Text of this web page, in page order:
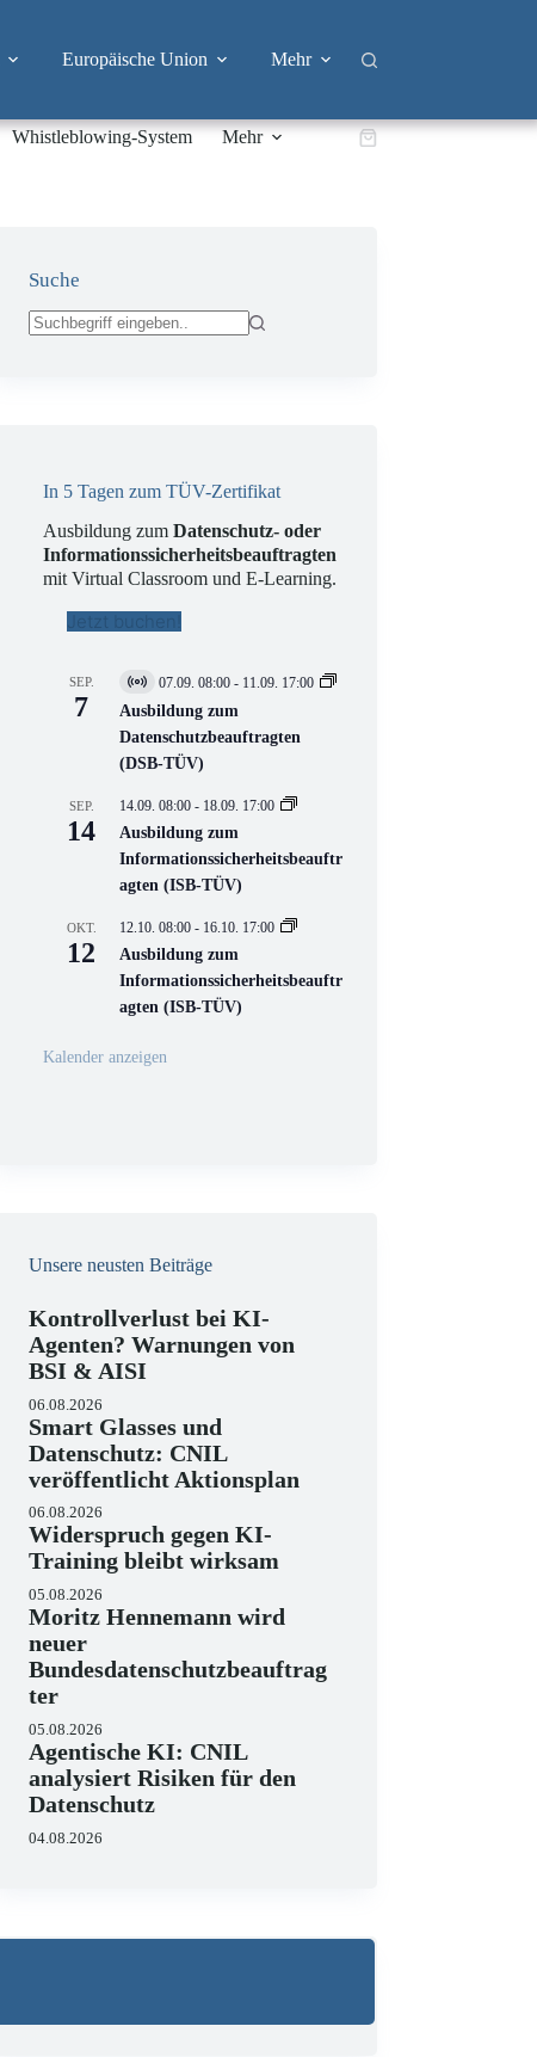
Europäische Union Mehr
Whistleblowing-System Mehr Warenkorb
Suche
In 5 Tagen zum TÜV-Zertifikat
Ausbildung zumDatenschutz- oder
Informationssicherheitsbeauftragten
mit Virtual Classroom und E-Learning.
Jetzt buchen!
SEP.
7
V
i
t
u
l
V
e
r
n
s
t
a
t
n
07.09. 08:00 - 11.09. 17:00
Ausbildung zum
Datenschutzbeauftragten
(DSB-TÜV)
SEP.
14
14.09. 08:00 - 18.09. 17:00
Ausbildung zum
Informationssicherheitsbeauftr
agten (ISB-TÜV)
OKT.
12
12.10. 08:00 - 16.10. 17:00
Ausbildung zum
Informationssicherheitsbeauftr
agten (ISB-TÜV)
Kalender anzeigen
Unsere neusten Beiträge
Kontrollverlust bei KI-
Agenten? Warnungen von
BSI & AISI
06.08.2026
Smart Glasses und
Datenschutz: CNIL
veröffentlicht Aktionsplan
06.08.2026
Widerspruch gegen KI-
Training bleibt wirksam
05.08.2026
Moritz Hennemann wird
neuer
Bundesdatenschutzbeauftrag
ter
05.08.2026
Agentische KI: CNIL
analysiert Risiken für den
Datenschutz
04.08.2026